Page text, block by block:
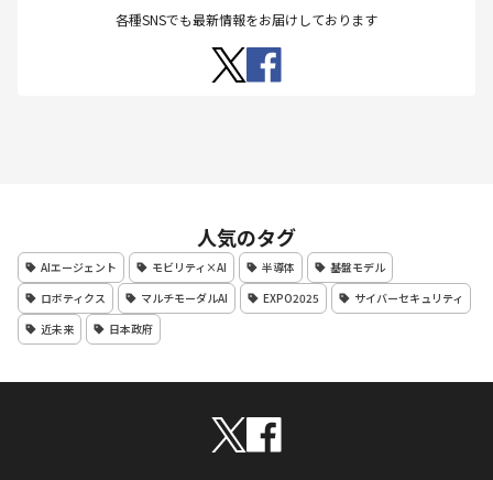
各種SNSでも最新情報をお届けしております
人気のタグ
AIエージェント モビリティ×AI 半導体
基盤モデル
ロボティクス
マルチモーダルAI EXPO2025
サイバーセキュリティ
近未来
日本政府